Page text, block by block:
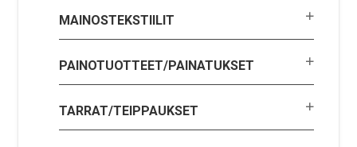
MAINOSTEKSTIILIT
PAINOTUOTTEET/PAINATUKSET
TARRAT/TEIPPAUKSET